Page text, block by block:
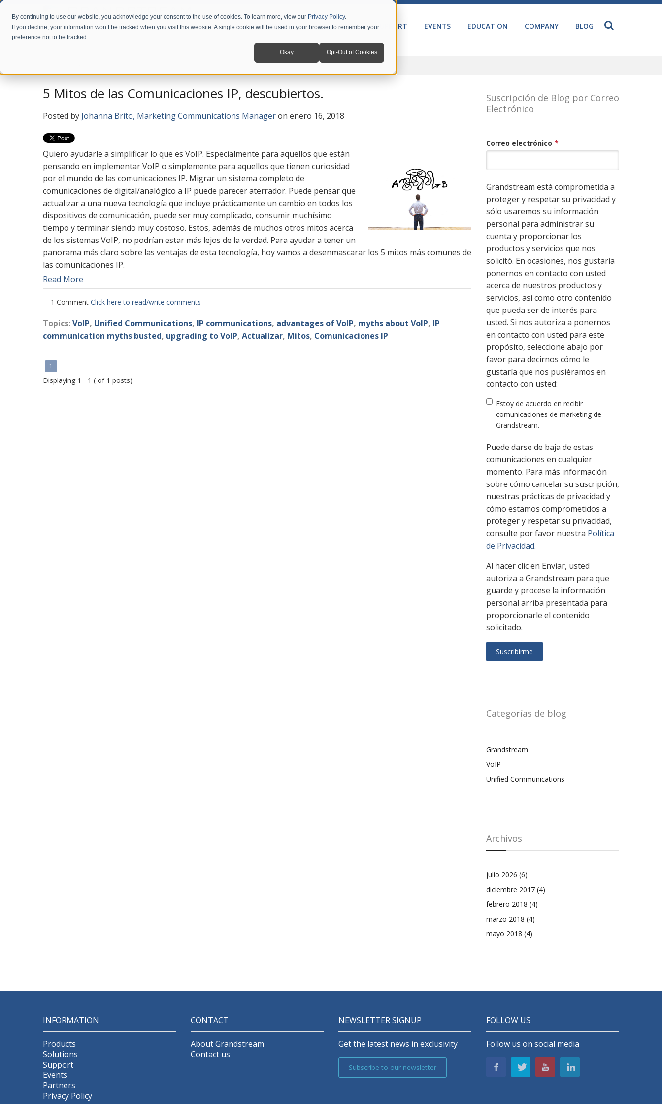
By continuing to use our website, you acknowledge your consent to the use of cookies. To learn more, view our Privacy Policy.
If you decline, your information won’t be tracked when you visit this website. A single cookie will be used in your browser to remember your
preference not to be tracked.
Okay Opt-Out of Cookies
PRODUCTS SOLUTIONS SUPPORT EVENTS EDUCATION COMPANY BLOG
5 Mitos de las Comunicaciones IP, descubiertos.
Posted by Johanna Brito, Marketing Communications Manageron enero 16, 2018
Quiero ayudarle a simplificar lo que es VoIP. Especialmente para aquellos que están
pensando en implementar VoIP o simplemente para aquellos que tienen curiosidad
por el mundo de las comunicaciones IP. Migrar un sistema completo de
comunicaciones de digital/analógico a IP puede parecer aterrador. Puede pensar que
actualizar a una nueva tecnología que incluye prácticamente un cambio en todos los
dispositivos de comunicación, puede ser muy complicado, consumir muchísimo
tiempo y terminar siendo muy costoso. Estos, además de muchos otros mitos acerca
de los sistemas VoIP, no podrían estar más lejos de la verdad. Para ayudar a tener un
panorama más claro sobre las ventajas de esta tecnología, hoy vamos a desenmascarar los 5 mitos más comunes de
las comunicaciones IP.
Read More
1 Comment Click here to read/write comments
Topics:VoIP, Unified Communications, IP communications, advantages of VoIP, myths about VoIP, IP
communication myths busted, upgrading to VoIP, Actualizar, Mitos, Comunicaciones IP
1
Displaying 1 - 1 ( of 1 posts)
Suscripción de Blog por Correo
Electrónico
Correo electrónico *
Grandstream está comprometida a
proteger y respetar su privacidad y
sólo usaremos su información
personal para administrar su
cuenta y proporcionar los
productos y servicios que nos
solicitó. En ocasiones, nos gustaría
ponernos en contacto con usted
acerca de nuestros productos y
servicios, así como otro contenido
que pueda ser de interés para
usted. Si nos autoriza a ponernos
en contacto con usted para este
propósito, seleccione abajo por
favor para decirnos cómo le
gustaría que nos pusiéramos en
contacto con usted:
Estoy de acuerdo en recibir
comunicaciones de marketing de
Grandstream.
Puede darse de baja de estas
comunicaciones en cualquier
momento. Para más información
sobre cómo cancelar su suscripción,
nuestras prácticas de privacidad y
cómo estamos comprometidos a
proteger y respetar su privacidad,
consulte por favor nuestra Política
de Privacidad.
Al hacer clic en Enviar, usted
autoriza a Grandstream para que
guarde y procese la información
personal arriba presentada para
proporcionarle el contenido
solicitado.
Categorías de blog
Grandstream
VoIP
Unified Communications
Archivos
julio 2026 (6)
diciembre 2017 (4)
febrero 2018 (4)
marzo 2018 (4)
mayo 2018 (4)
INFORMATION
Products
Solutions
Support
Events
Partners
Privacy Policy
CONTACT
About Grandstream
Contact us
NEWSLETTER SIGNUP
Get the latest news in exclusivity
Subscribe to our newsletter
FOLLOW US
Follow us on social media